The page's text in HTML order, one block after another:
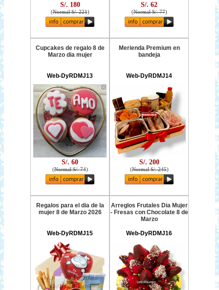
S/. 180
(Normal S/. 221)
S/. 62
(Normal S/. 77)
Cupcakes de regalo 8 de
Marzo dia mujer
Web-DyRDMJ13
S/. 60
(Normal S/. 74)
Merienda Premium en
bandeja
Web-DyRDMJ14
S/. 200
(Normal S/. 245)
Regalos para el dia de la
mujer 8 de Marzo 2026
Web-DyRDMJ15
Arreglos Frutales Dia Mujer
- Fresas con Chocolate 8 de
Marzo
Web-DyRDMJ16